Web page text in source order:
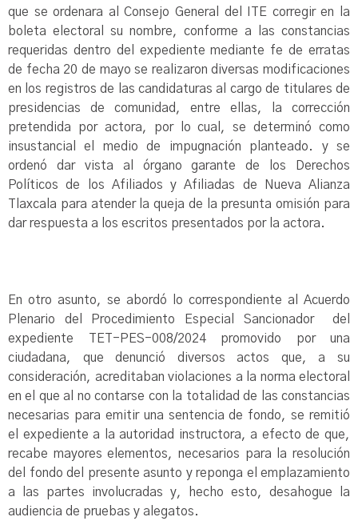
que se ordenara al Consejo General del ITE corregir en la
boleta electoral su nombre, conforme a las constancias
requeridas dentro del expediente mediante fe de erratas
de fecha 20 de mayo se realizaron diversas modificaciones
en los registros de las candidaturas al cargo de titulares de
presidencias de comunidad, entre ellas, la corrección
pretendida por actora, por lo cual, se determinó como
insustancial el medio de impugnación planteado. y se
ordenó dar vista al órgano garante de los Derechos
Políticos de los Afiliados y Afiliadas de Nueva Alianza
Tlaxcala para atender la queja de la presunta omisión para
dar respuesta a los escritos presentados por la actora.
En otro asunto, se abordó lo correspondiente al Acuerdo
Plenario del Procedimiento Especial Sancionador del
expediente TET-PES-008/2024 promovido por una
ciudadana, que denunció diversos actos que, a su
consideración, acreditaban violaciones a la norma electoral
en el que al no contarse con la totalidad de las constancias
necesarias para emitir una sentencia de fondo, se remitió
el expediente a la autoridad instructora, a efecto de que,
recabe mayores elementos, necesarios para la resolución
del fondo del presente asunto y reponga el emplazamiento
a las partes involucradas y, hecho esto, desahogue la
audiencia de pruebas y alegatos.